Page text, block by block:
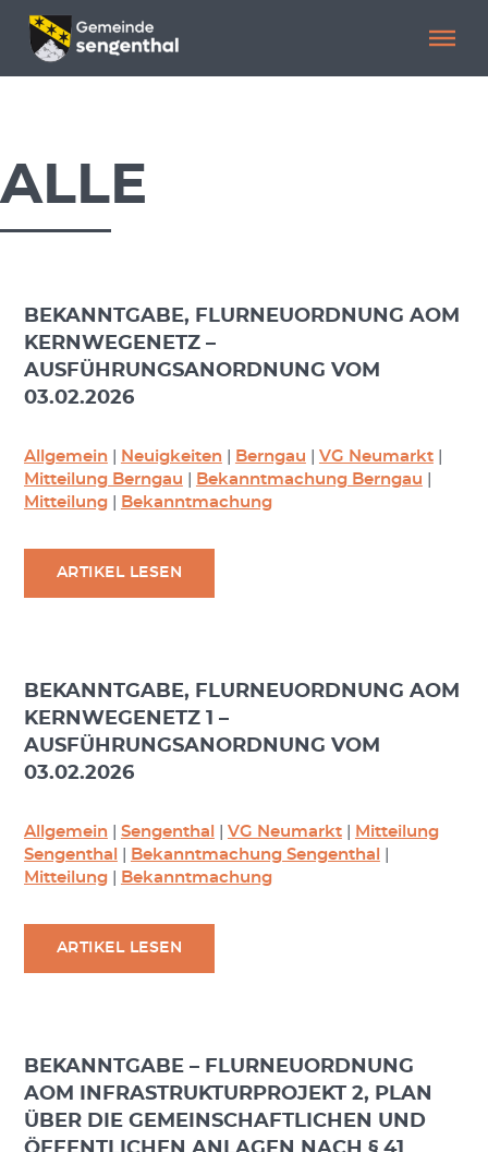
Menü überspringen
Menü überspringen
ALLE
BEKANNTGABE, FLURNEUORDNUNG AOM
KERNWEGENETZ –
AUSFÜHRUNGSANORDNUNG VOM
03.02.2026
Allgemein Neuigkeiten Berngau VG Neumarkt|
Mitteilung Berngau
Bekanntmachung Berngau
Mitteilung| Bekanntmachung
ARTIKEL LESEN
BEKANNTGABE, FLURNEUORDNUNG AOM
KERNWEGENETZ 1 –
AUSFÜHRUNGSANORDNUNG VOM
03.02.2026
Allgemein Sengenthal VG Neumarkt|
Mitteilung
Sengenthal
Bekanntmachung Sengenthal
Mitteilung| Bekanntmachung
ARTIKEL LESEN
BEKANNTGABE – FLURNEUORDNUNG
AOM INFRASTRUKTURPROJEKT 2, PLAN
ÜBER DIE GEMEINSCHAFTLICHEN UND